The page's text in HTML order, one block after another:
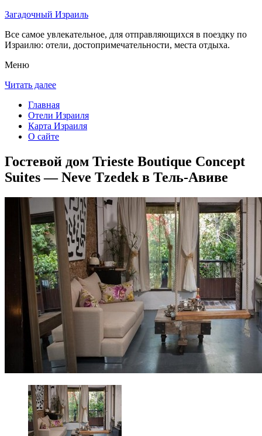
Загадочный Израиль
Все самое увлекательное, для отправляющихся в поездку по
Израилю: отели, достопримечательности, места отдыха.
Меню
Читать далее
Главная
Отели Израиля
Карта Израиля
О сайте
Гостевой дом Trieste Boutique Concept
Suites — Neve Tzedek в Тель-Авиве